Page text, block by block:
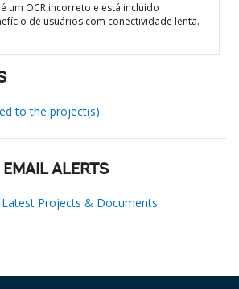
um OCR incorreto e está incluído
de usuários com conectividade lenta.
to the project(s)
ALERTS
Projects & Documents